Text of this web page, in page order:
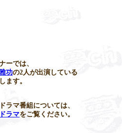
ーでは、
功の2人が出演している
ます。
ラマ番組については、
ラマをご覧ください。